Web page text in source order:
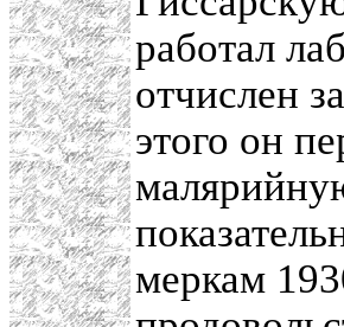
работал
отчислен
этого он
меркам